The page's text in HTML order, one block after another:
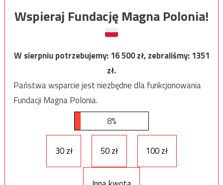
Wspieraj Fundację Magna Polonia!
W sierpniu potrzebujemy:16 500zł, zebraliśmy:1351
zł.
Państwa wsparcie jest niezbędne dla funkcjonowania
Fundacji Magna Polonia.
8%
30 zł 50 zł 100 zł